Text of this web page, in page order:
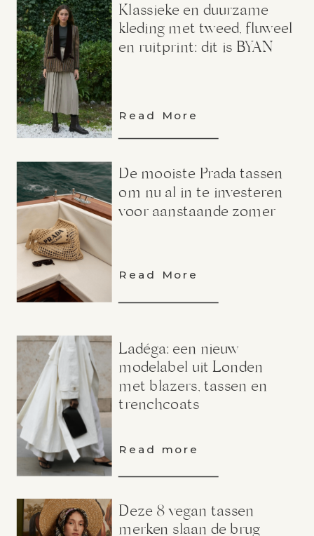
Read More
Klassieke en duurzame
kleding met tweed, fluweel
en ruitprint: dit is BYAN
Read More
De mooiste Prada tassen
om nu al in te investeren
voor aanstaande zomer
Read more
Ladéga: een nieuw
modelabel uit Londen
met blazers, tassen en
trenchcoats
Deze 8 vegan tassen